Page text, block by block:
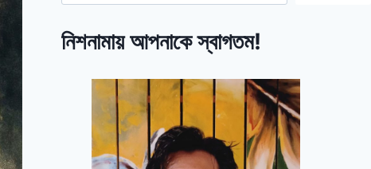
নিশনামায় আপনাকে স্বাগতম!